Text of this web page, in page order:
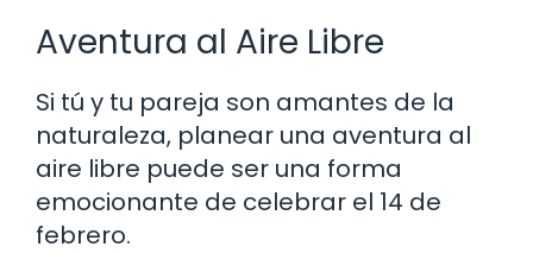
Aventura al Aire Libre
Si tú y tu pareja son amantes de la
naturaleza, planear una aventura al
aire libre puede ser una forma
emocionante de celebrar el 14 de
febrero.